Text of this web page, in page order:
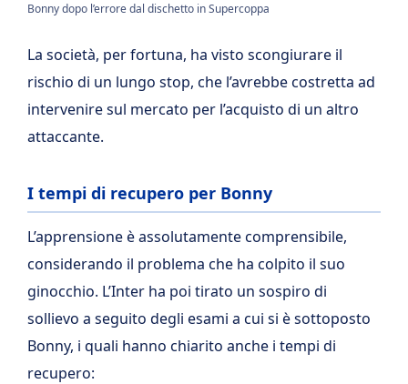
Bonny dopo l’errore dal dischetto in Supercoppa
La società, per fortuna, ha visto scongiurare il
rischio di un lungo stop, che l’avrebbe costretta ad
intervenire sul mercato per l’acquisto di un altro
attaccante.
I tempi di recupero per Bonny
L’apprensione è assolutamente comprensibile,
considerando il problema che ha colpito il suo
ginocchio. L’Inter ha poi tirato un sospiro di
sollievo a seguito degli esami a cui si è sottoposto
Bonny, i quali hanno chiarito anche i tempi di
recupero: